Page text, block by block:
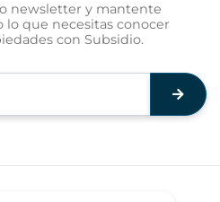
newsletter y mantente
lo que necesitas conocer
con Subsidio.